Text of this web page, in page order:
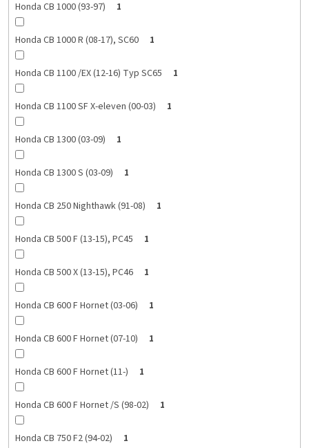
Honda CB 1000 (93-97) 1
Honda CB 1000 R (08-17), SC60 1
Honda CB 1100 /EX (12-16) Typ SC65 1
Honda CB 1100 SF X-eleven (00-03) 1
Honda CB 1300 (03-09) 1
Honda CB 1300 S (03-09) 1
Honda CB 250 Nighthawk (91-08) 1
Honda CB 500 F (13-15), PC45 1
Honda CB 500 X (13-15), PC46 1
Honda CB 600 F Hornet (03-06) 1
Honda CB 600 F Hornet (07-10) 1
Honda CB 600 F Hornet (11-) 1
Honda CB 600 F Hornet /S (98-02) 1
Honda CB 750 F2 (94-02) 1